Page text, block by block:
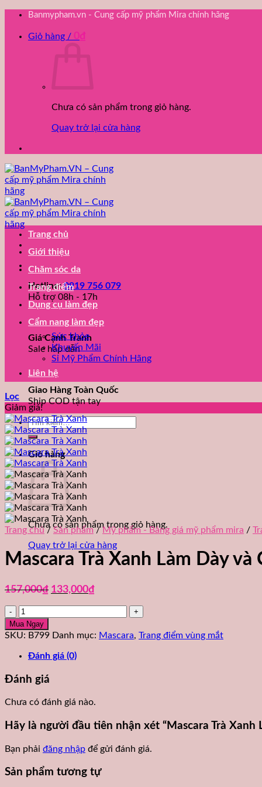
Banmypham.vn - Cung cấp mỹ phẩm Mira chính hãng
Giỏ hàng / 0₫
Chưa có sản phẩm trong giỏ hàng.
Quay trở lại cửa hàng
Hotline:0919 756 079
Hỗ trợ 08h - 17h
Giá Cạnh Tranh
Sale hấp dẫn
Giao Hàng Toàn Quốc
Ship COD tận tay
Tìm
kiếm:
Giỏ hàng
Chưa có sản phẩm trong giỏ hàng.
Quay trở lại cửa hàng
Trang chủ
Giới thiệu
Chăm sóc da
Trang điểm
Dụng cụ làm đẹp
Cẩm nang làm đẹp
Sức khỏe
Khuyến Mãi
Sỉ Mỹ Phẩm Chính Hãng
Liên hệ
Lọc
Giảm giá!
Trang chủ / Sản phẩm / Mỹ phẩm - Bảng giá mỹ phẩm mira /
Mascara Trà Xanh Làm Dày
157,000₫ Giá
133,000₫Giá
133,000₫.
Mascara
Trà
Xanh
Dày
Cong
gấp
lần
Aroma
Green
Tea
B799
số
Mua Ngay
SKU: B799 Danh mục: Mascara, Trang điểm vùng mắt
Đánh giá (0)
Đánh giá
Chưa có đánh giá nào.
Hãy là người đầu tiên nhận xét “Mascara Trà
Bạn phải đăng nhập để gửi đánh giá.
Sản phẩm tương tự